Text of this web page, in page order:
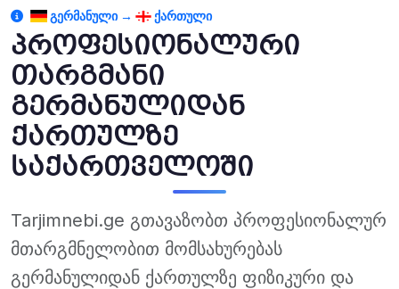
ᲒᲔᲠᲛᲐᲜᲣᲚᲘ → ᲥᲐᲠᲗᲣᲚᲘ
პროფესიონალური
თარგმანი
გერმანულიდან
ქართულზე
საქართველოში
Tarjimnebi.ge გთავაზობთ პროფესიონალურ
მთარგმნელობით მომსახურებას
გერმანულიდან ქართულზე ფიზიკური და